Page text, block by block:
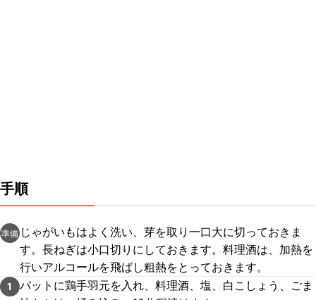
手順
準備 じゃがいもはよく洗い、芽を取り一口大に切っておきま
す。長ねぎは小口切りにしておきます。料理酒は、加熱を
行いアルコールを飛ばし粗熱をとっておきます。
1
バットに鶏手羽元を入れ、料理酒、塩、白こしょう、ごま